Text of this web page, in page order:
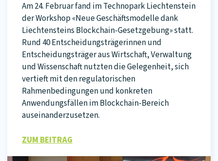
Am 24. Februar fand im Technopark Liechtenstein
der Workshop «Neue Geschäftsmodelle dank
Liechtensteins Blockchain-Gesetzgebung» statt.
Rund 40 Entscheidungsträgerinnen und
Entscheidungsträger aus Wirtschaft, Verwaltung
und Wissenschaft nutzten die Gelegenheit, sich
vertieft mit den regulatorischen
Rahmenbedingungen und konkreten
Anwendungsfällen im Blockchain-Bereich
auseinanderzusetzen.
ZUM BEITRAG